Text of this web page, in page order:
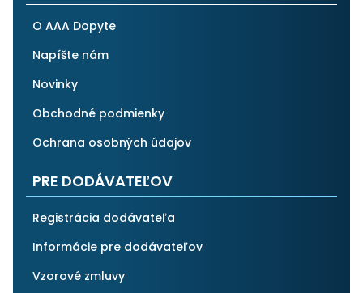
O AAA Dopyte
Napíšte nám
Novinky
Obchodné podmienky
Ochrana osobných údajov
PRE DODÁVATEĽOV
Registrácia dodávateľa
Informácie pre dodávateľov
Vzorové zmluvy